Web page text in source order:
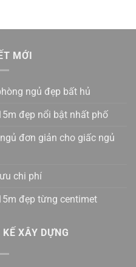
MỚI
ngủ đẹp bất hủ
đẹp nổi bật nhất phố
đơn giản cho giấc ngủ
chi phí
đẹp từng centimet
XÂY DỰNG